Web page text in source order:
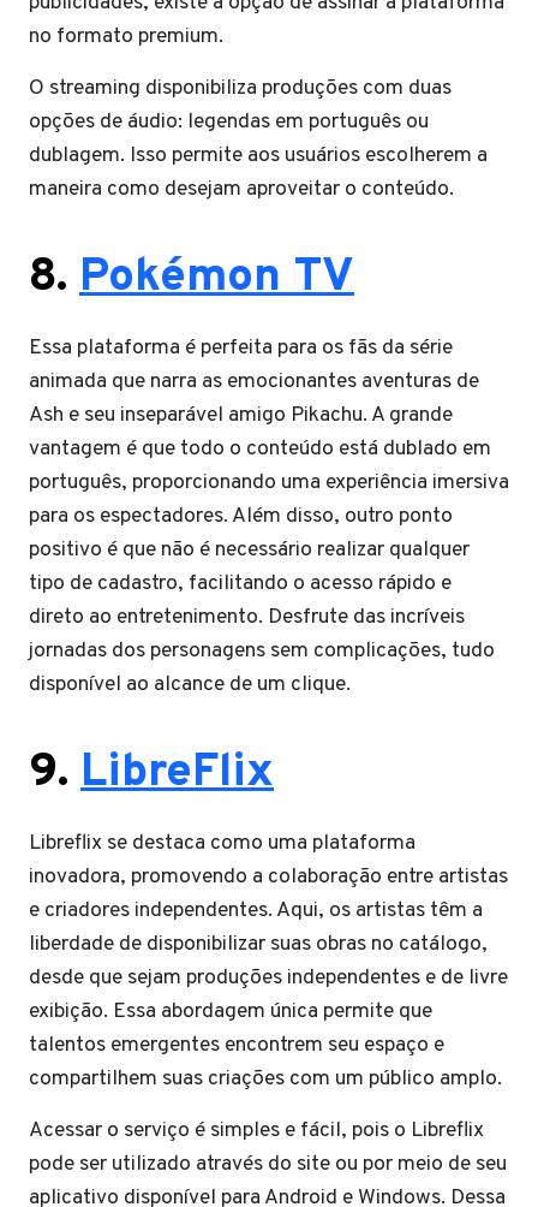
no formato premium.
O streaming disponibiliza produções com duas
opções de áudio: legendas em português ou
dublagem. Isso permite aos usuários escolherem a
maneira como desejam aproveitar o conteúdo.
8. Pokémon TV
Essa plataforma é perfeita para os fãs da série
animada que narra as emocionantes aventuras de
Ash e seu inseparável amigo Pikachu. A grande
vantagem é que todo o conteúdo está dublado em
português, proporcionando uma experiência imersiva
para os espectadores. Além disso, outro ponto
positivo é que não é necessário realizar qualquer
tipo de cadastro, facilitando o acesso rápido e
direto ao entretenimento. Desfrute das incríveis
jornadas dos personagens sem complicações, tudo
disponível ao alcance de um clique.
9. LibreFlix
Libreflix se destaca como uma plataforma
inovadora, promovendo a colaboração entre artistas
e criadores independentes. Aqui, os artistas têm a
liberdade de disponibilizar suas obras no catálogo,
desde que sejam produções independentes e de livre
exibição. Essa abordagem única permite que
talentos emergentes encontrem seu espaço e
compartilhem suas criações com um público amplo.
Acessar o serviço é simples e fácil, pois o Libreflix
pode ser utilizado através do site ou por meio de seu
aplicativo disponível para Android e Windows. Dessa